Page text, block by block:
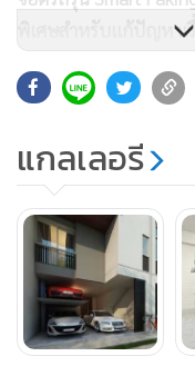
พิเศษสำหรับแก้ปัญหา
ประสิทธิภาพมากขึ้น ซึ่ง
และเพิ่มความคุ้มค่าในก
เนื่องในช่วงหลายปีที่ผ่า
แกลเลอรี